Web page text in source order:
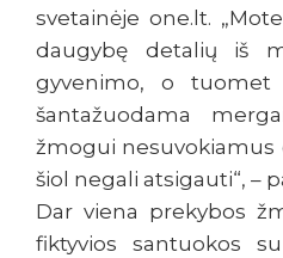
svetainėje one.lt.
daugybę detalių iš
gyvenimo, o tuomet
šantažuodama
žmogui nesuvokiamus
šiol negali atsigauti“, –
Dar viena prekybos
fiktyvios santuokos